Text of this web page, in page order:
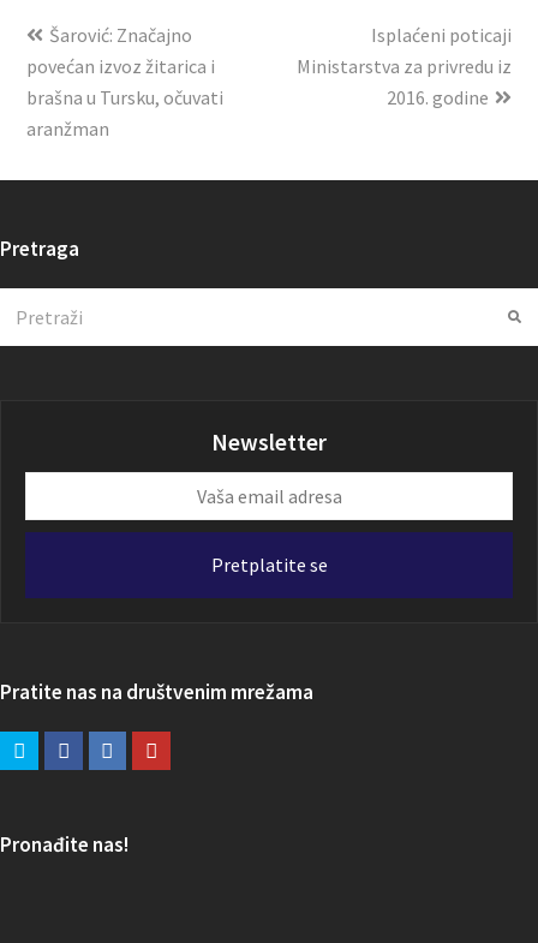
Šarović: Značajno
povećan izvoz žitarica i
brašna u Tursku, očuvati
aranžman
Isplaćeni poticaji
Ministarstva za privredu iz
2016. godine
Pretraga
Newsletter
email
Pretplatite se
Pratite nas na društvenim mrežama
Pronađite nas!